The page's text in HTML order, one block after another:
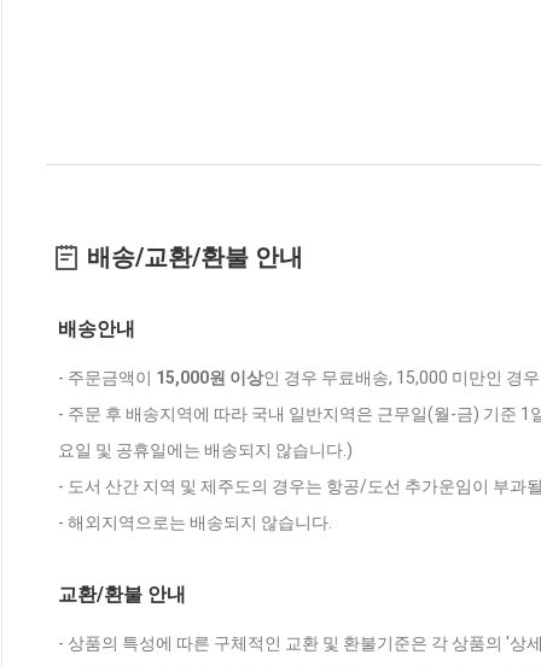
배송/교환/환불 안내
배송안내
- 주문금액이 15,000원 이상인 경우 무료배송, 15,000 미만인 경
- 주문 후 배송지역에 따라 국내 일반지역은 근무일(월-금) 기준
요일 및 공휴일에는 배송되지 않습니다.)
- 도서 산간 지역 및 제주도의 경우는 항공/도선 추가운임이 부과
- 해외지역으로는 배송되지 않습니다.
교환/환불 안내
- 상품의 특성에 따른 구체적인 교환 및 환불기준은 각 상품의 '상